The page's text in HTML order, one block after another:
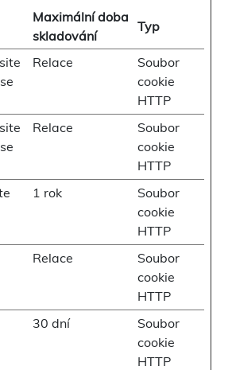
Maximální doba
skladování
Typ
Relace
Soubor
cookie
HTTP
Relace
Soubor
cookie
HTTP
1 rok
Soubor
cookie
HTTP
Relace
Soubor
cookie
HTTP
30 dní
Soubor
cookie
HTTP